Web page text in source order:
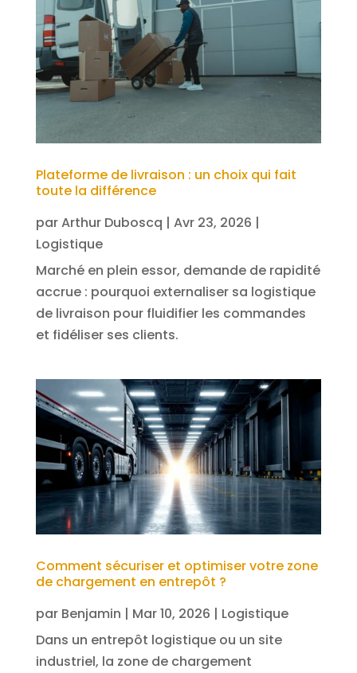
Plateforme de livraison : un choix qui fait
toute la différence
parArthur Duboscq | Avr 23, 2026 |
Logistique
Marché en plein essor, demande de rapidité
accrue : pourquoi externaliser sa logistique
de livraison pour fluidifier les commandes
et fidéliser ses clients.
Comment sécuriser et optimiser votre zone
de chargement en entrepôt ?
par Benjamin | Mar 10, 2026 | Logistique
Dans un entrepôt logistique ou un site
industriel, la zone de chargement